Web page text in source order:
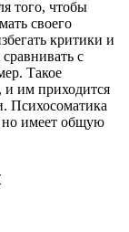
того, чтобы
своего
критики и
с
Такое
и им приходится
Психосоматика
но имеет общую